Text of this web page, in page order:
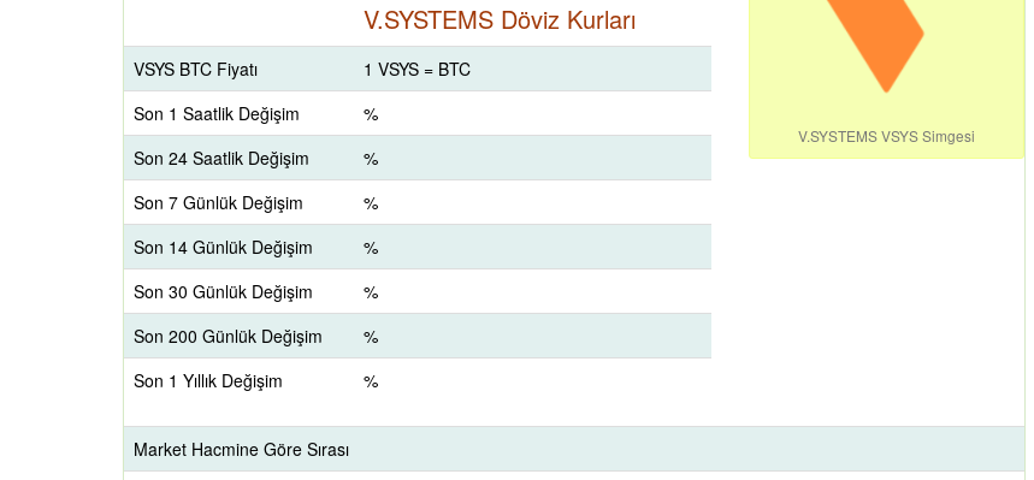
V.SYSTEMS Döviz Kurları
VSYS BTC Fiyatı
1 VSYS = BTC
Son 1 Saatlik Değişim
%
Son 24 Saatlik Değişim
%
Son 7 Günlük Değişim
%
Son 14 Günlük Değişim
%
Son 30 Günlük Değişim
%
Son 200 Günlük Değişim
%
Son 1 Yıllık Değişim
%
V.SYSTEMS VSYS Simgesi
Market Hacmine Göre Sırası